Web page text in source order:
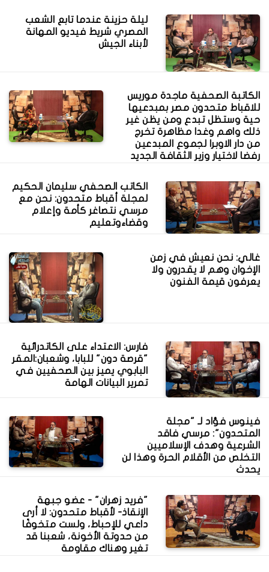
ليلة حزينة عندما تابع الشعب
المصري شريط فيديو المهانة
لأبناء الجيش
الكاتبة الصحفية ماجدة موريس
للاقباط متحدون مصر بمبدعيها
حية وستظل تبدع ومن يظن غير
ذلك واهم وغدا مظاهرة تخرج
من دار الاوبرا لجموع المبدعين
رفضا لاختيار وزير الثقافة الجديد
الكاتب الصحفي سليمان الحكيم
لمجلة أقباط متحدون: نحن مع
مرسي نتصاغر كأمة وإعلام
وقضاءوتعليم
غالي: نحن نعيش في زمن
الإخوان وهم لا يقدرون ولا
يعرفون قيمة الفنون
فارس: الاعتداء على الكاتدرائية
"قرصة دون" للبابا، وشعبان:المقر
البابوي يميز بين الصحفيين في
تمرير البيانات الهامة
فينوس فؤاد لـ "مجلة
المتحدون": مرسي فاقد
الشرعية وهدف الإسلاميين
التخلص من الأقلام الحرة وهذا لن
يحدث
"فريد زهران" - عضو جبهة
الإنقاذ- لأقباط متحدون: لا أرى
داعي للإحباط، ولست متخوفًا
من حدوتة الأخونة، شعبنا قد
تغير وهناك مقاومة